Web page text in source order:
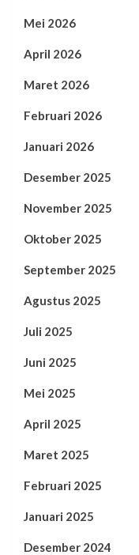
Mei 2026
April 2026
Maret 2026
Februari 2026
Januari 2026
Desember 2025
November 2025
Oktober 2025
September 2025
Agustus 2025
Juli 2025
Juni 2025
Mei 2025
April 2025
Maret 2025
Februari 2025
Januari 2025
Desember 2024